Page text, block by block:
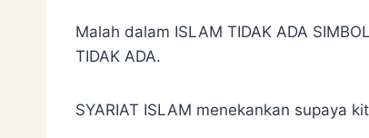
Malah dalam ISLAM TIDAK ADA
TIDAK ADA.
SYARIAT ISLAM menekankan supaya